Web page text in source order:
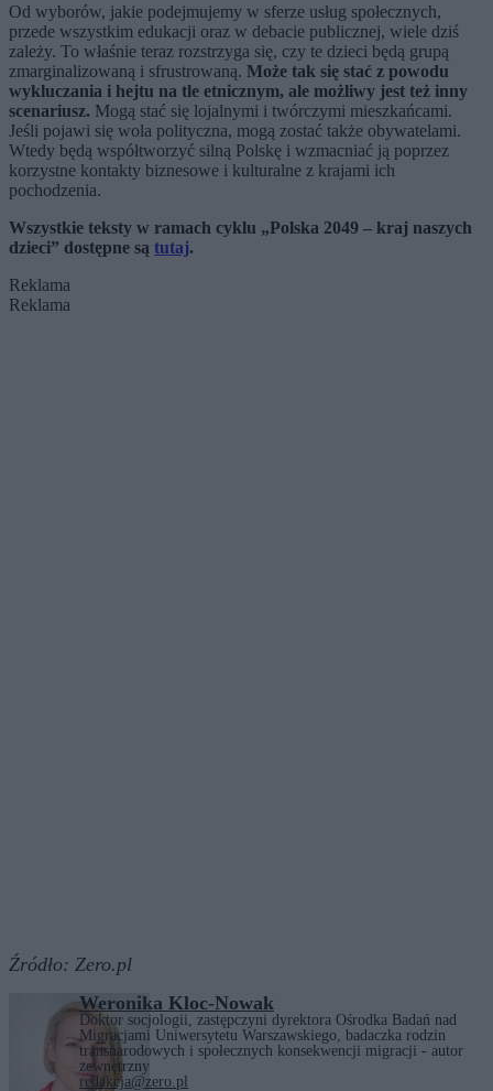
Od wyborów, jakie podejmujemy w sferze usług społecznych,
przede wszystkim edukacji oraz w debacie publicznej, wiele dziś
zależy. To właśnie teraz rozstrzyga się, czy te dzieci będą grupą
zmarginalizowaną i sfrustrowaną. Może tak się stać z powodu
wykluczania i hejtu na tle etnicznym, ale możliwy jest też inny
scenariusz. Mogą stać się lojalnymi i twórczymi mieszkańcami.
Jeśli pojawi się wola polityczna, mogą zostać także obywatelami.
Wtedy będą współtworzyć silną Polskę i wzmacniać ją poprzez
korzystne kontakty biznesowe i kulturalne z krajami ich
pochodzenia.
Wszystkie teksty w ramach cyklu „Polska 2049 – kraj naszych
dzieci” dostępne są tutaj.
Reklama
Reklama
Źródło: Zero.pl
Weronika Kloc-Nowak
Doktor socjologii, zastępczyni dyrektora Ośrodka Badań nad
Migracjami Uniwersytetu Warszawskiego, badaczka rodzin
transnarodowych i społecznych konsekwencji migracji - autor
zewnętrzny
redakcja@zero.pl